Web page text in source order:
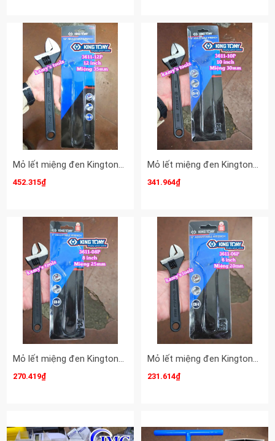
Mỏ lết miệng đen Kingtony 12 inch 300mm 3611-12P miệng mở 0-35mm
452.315₫
Mỏ lết miệng đen Kingtony 10 inch 250mm 3611-10P miệng mở 0-30mm
341.964₫
Mỏ lết miệng đen Kingtony 8 inch 200mm 3611-08P miệng mở 0-25mm
270.419₫
Mỏ lết miệng đen Kingtony 6 inch 150mm 3611-06P miệng mở 0-20mm
231.614₫